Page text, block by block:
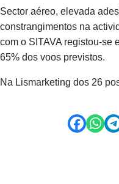
Sector aéreo, elevada
constrangimentos na
com o SITAVA registou-se
65% dos voos previstos.
Na Lismarketing dos 26